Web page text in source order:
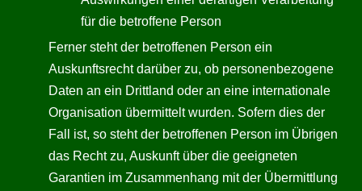
für die betroffene Person
Ferner steht der betroffenen Person ein
Auskunftsrecht darüber zu, ob personenbezogene
Daten an ein Drittland oder an eine internationale
Organisation übermittelt wurden. Sofern dies der
Fall ist, so steht der betroffenen Person im Übrigen
das Recht zu, Auskunft über die geeigneten
Garantien im Zusammenhang mit der Übermittlung